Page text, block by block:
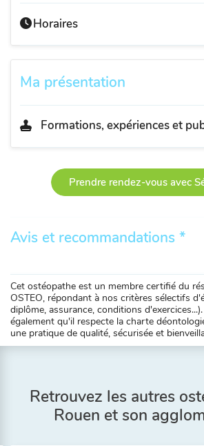
Horaires
Ma présentation
Formations, expériences et
Prendre rendez-vous avec
Avis et recommandations *
Cet ostéopathe est un membre certifié du
OSTEO, répondant à nos critères sélectifs
diplôme, assurance, conditions
également qu'il respecte la charte
une pratique de qualité, sécurisée et
Retrouvez les autres
Rouen et son